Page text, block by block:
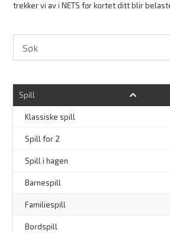
trekker vi av i NETS før kortet ditt blir
Spill
Klassiske spill
Spill for 2
Spill i hagen
Barnespill
Familiespill
Bordspill